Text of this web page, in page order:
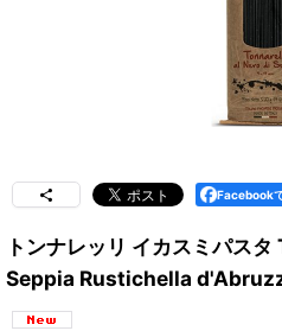
Facebook
トンナレッリ イカスミパス
Seppia Rustichella